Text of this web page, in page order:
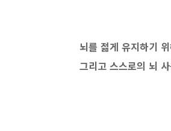
뇌를 젊게 유지하기
그리고 스스로의 뇌